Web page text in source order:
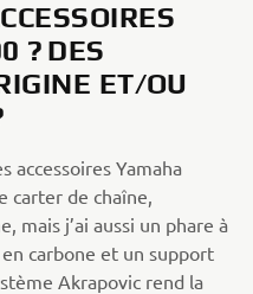
? DES
ET/OU
accessoires Yamaha
carter de chaîne,
mais j’ai aussi un phare à
carbone et un support
Akrapovic rend la